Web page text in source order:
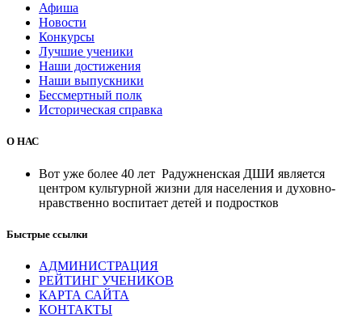
Афиша
Новости
Конкурсы
Лучшие ученики
Наши достижения
Наши выпускники
Бессмертный полк
Историческая справка
О НАС
Вот уже более 40 лет Радужненская ДШИ является
центром культурной жизни для населения и духовно-
нравственно воспитает детей и подростков
Быстрые ссылки
АДМИНИСТРАЦИЯ
РЕЙТИНГ УЧЕНИКОВ
КАРТА САЙТА
КОНТАКТЫ